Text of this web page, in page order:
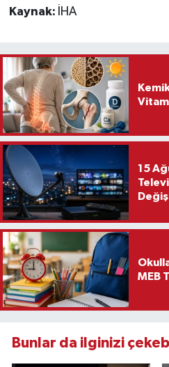
Kaynak: İHA
15
MEB
Bunlar da ilginizi